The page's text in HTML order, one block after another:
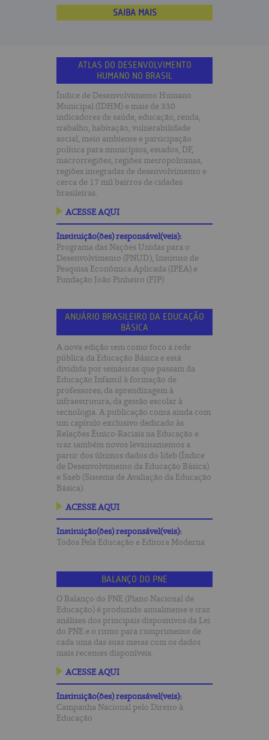
SAIBA MAIS
ATLAS DO DESENVOLVIMENTO
HUMANO NO BRASIL
Índice de Desenvolvimento Humano
Municipal (IDHM) e mais de 330
indicadores de saúde, educação, renda,
trabalho, habitação, vulnerabilidade
social, meio ambiente e participação
política para municípios, estados, DF,
macrorregiões, regiões metropolitanas,
regiões integradas de desenvolvimento e
cerca de 17 mil bairros de cidades
brasileiras.
ACESSE AQUI
Instituição(ões) responsável(veis):
Programa das Nações Unidas para o
Desenvolvimento (PNUD), Instituto de
Pesquisa Econômica Aplicada (IPEA) e
Fundação João Pinheiro (FJP)
ANUÁRIO BRASILEIRO DA EDUCAÇÃO
BÁSICA
A nova edição tem como foco a rede
pública da Educação Básica e está
dividida por temáticas que passam da
Educação Infantil à formação de
professores; da aprendizagem à
infraestrutura; da gestão escolar à
tecnologia. A publicação conta ainda com
um capítulo exclusivo dedicado às
Relações Étnico-Raciais na Educação e
traz também novos levantamentos a
partir dos últimos dados do Ideb (Índice
de Desenvolvimento da Educação Básica)
e Saeb (Sistema de Avaliação da Educação
Básica).
ACESSE AQUI
Instituição(ões) responsável(veis):
Todos Pela Educação e Editora Moderna
BALANÇO DO PNE
O Balanço do PNE (Plano Nacional de
Educação) é produzido anualmente e traz
análises dos principais dispositivos da Lei
do PNE e o ritmo para cumprimento de
cada uma das suas metas com os dados
mais recentes disponíveis.
ACESSE AQUI
Instituição(ões) responsável(veis):
Campanha Nacional pelo Direito à
Educação